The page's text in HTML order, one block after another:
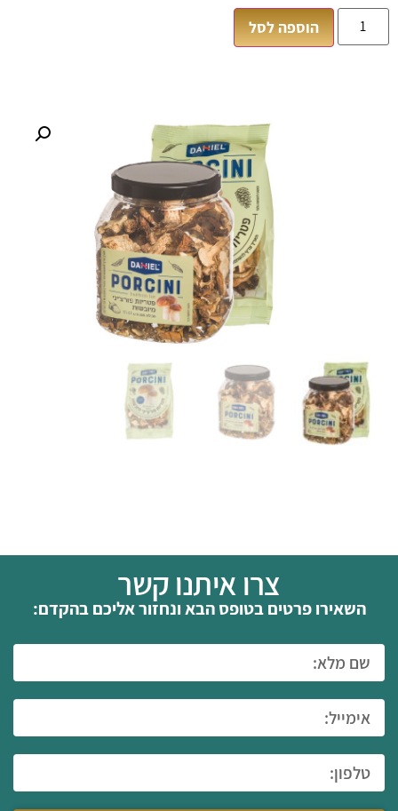
הוספה לסל
צרו איתנו קשר
השאירו פרטים בטופס הבא ונחזור אליכם בהקדם: